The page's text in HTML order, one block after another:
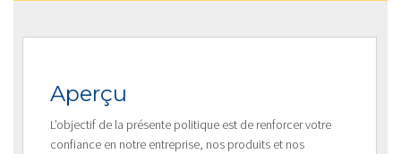
Aperçu
L’objectif de la présente politique est de renforcer votre
confiance en notre entreprise, nos produits et nos